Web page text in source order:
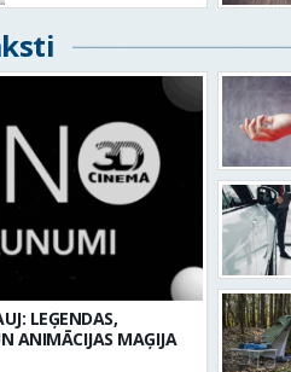
LEĢENDAS,
ANIMĀCIJAS MAĢIJA